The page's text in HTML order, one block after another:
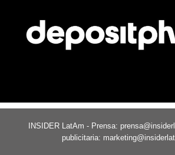
INSIDER LatAm - Prensa:
publicitaria: